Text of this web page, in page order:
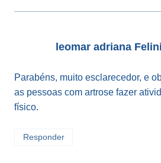
leomar adriana Felini
Parabéns, muito esclarecedor, e
as pessoas com artrose fazer
físico.
Responder